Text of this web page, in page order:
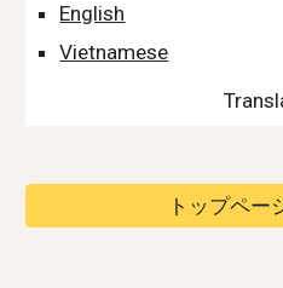
English
Vietnamese
トップペー